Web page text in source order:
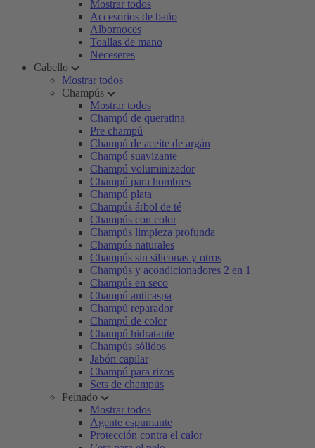
Mostrar todos
Accesorios de baño
Albornoces
Toallas de mano
Neceseres
Cabello
Mostrar todos
Champús
Mostrar todos
Champú de queratina
Pre champú
Champú de aceite de argán
Champú suavizante
Champú voluminizador
Champú para hombres
Champú plata
Champús árbol de té
Champús con color
Champús limpieza profunda
Champús naturales
Champús sin siliconas y otros
Champús y acondicionadores 2 en 1
Champús en seco
Champú anticaspa
Champú reparador
Champú de color
Champú hidratante
Champús sólidos
Jabón capilar
Champú para rizos
Sets de champús
Peinado
Mostrar todos
Agente espumante
Protección contra el calor